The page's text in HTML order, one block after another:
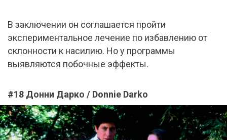
В заключении он соглашается пройти
экспериментальное лечение по избавлению от
склонности к насилию. Но у программы
выявляются побочные эффекты.
#18 Донни Дарко / Donnie Darko